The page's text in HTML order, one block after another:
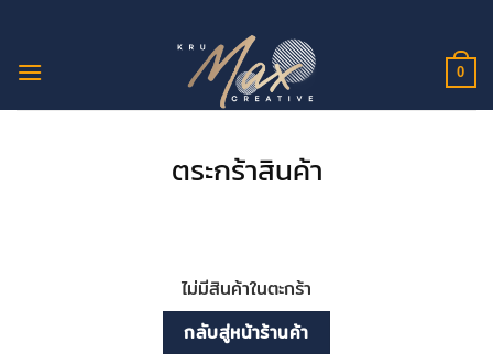
ยัง
0
ตระกร้าสินค้า
ไม่มีสินค้าในตะกร้า
กลับสู่หน้าร้านค้า